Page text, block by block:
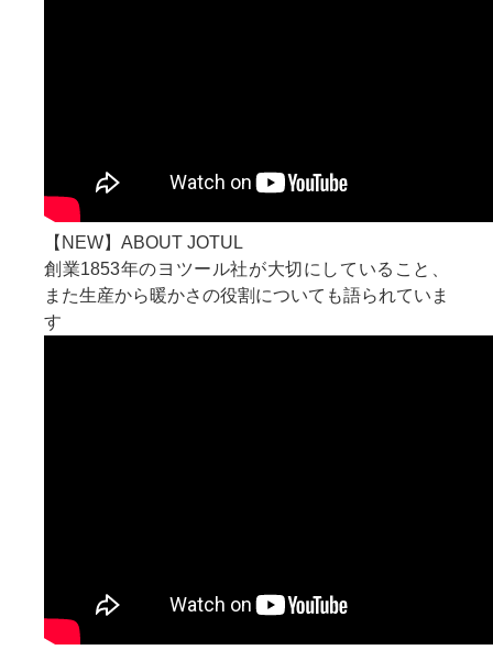
【NEW】ABOUT JOTUL
創業1853年のヨツール社が大切にしていること、
また生産から暖かさの役割についても語られていま
す